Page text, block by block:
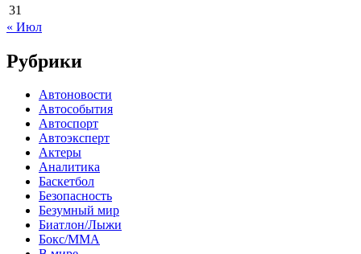
31
« Июл
Рубрики
Автоновости
Автособытия
Автоспорт
Автоэксперт
Актеры
Аналитика
Баскетбол
Безопасность
Безумный мир
Биатлон/Лыжи
Бокс/MMA